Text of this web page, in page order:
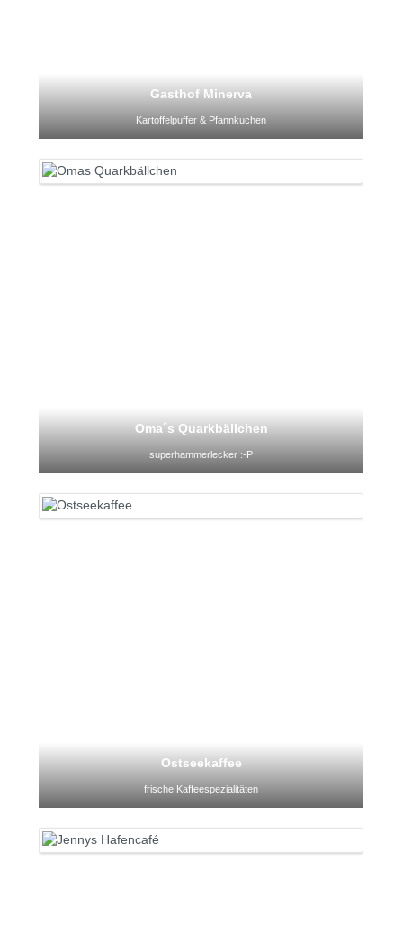
Gasthof Minerva
Kartoffelpuffer & Pfannkuchen
Oma´s Quarkbällchen
superhammerlecker :-P
Ostseekaffee
frische Kaffeespezialitäten